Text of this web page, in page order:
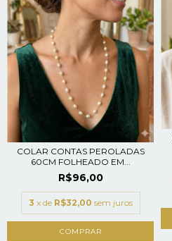
COLAR CONTAS PEROLADAS
60CM FOLHEADO EM...
R$96,00
3 x de R$32,00 sem juros